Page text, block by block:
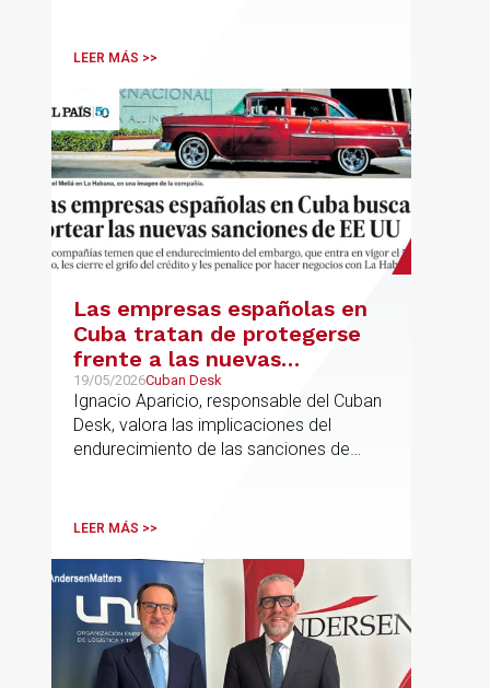
tenemos y ese es el modelo que vamos
LEER MÁS >>
Las empresas españolas en
Cuba tratan de protegerse
frente a las nuevas
sanciones millonarias que
prepara Estados Unidos
19/05/2026Cuban Desk
Ignacio Aparicio, responsable del Cuban
Desk, valora las implicaciones del
endurecimiento de las sanciones de
LEER MÁS >>